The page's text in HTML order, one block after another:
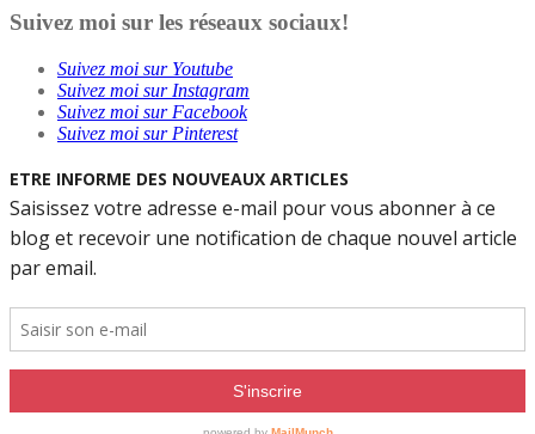
Suivez moi sur les réseaux sociaux!
Suivez moi sur Youtube
Suivez moi sur Instagram
Suivez moi sur Facebook
Suivez moi sur Pinterest